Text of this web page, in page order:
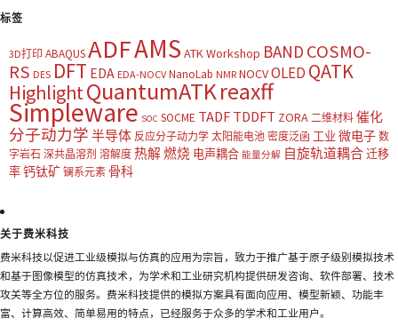
标签
3D打印 ABAQUSADFAMS ATK Workshop BAND COSMO-
RS DES DFT EDA EDA-NOCV NanoLab NMR NOCVOLED QATK
HighlightQuantumATKreaxff
Simpleware SOC SOCME TADF TDDFT ZORA 二维材料 催化
分子动力学 半导体 反应分子动力学 太阳能电池 密度泛函 工业 微电子 数
字岩石 深共晶溶剂 溶解度 热解燃烧 电声耦合 能量分解 自旋轨道耦合迁移
率钙钛矿 镧系元素 骨科
关于费米科技
费米科技以促进工业级模拟与仿真的应用为宗旨，致力于推广基于原子级别模拟技术
和基于图像模型的仿真技术，为学术和工业研究机构提供研发咨询、软件部署、技术
攻关等全方位的服务。费米科技提供的模拟方案具有面向应用、模型新颖、功能丰
富、计算高效、简单易用的特点，已经服务于众多的学术和工业用户。